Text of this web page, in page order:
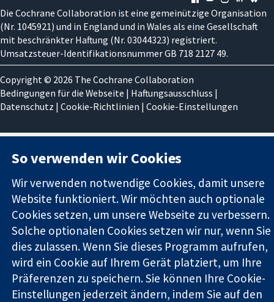
Die Cochrane Collaboration ist eine gemeinützige Organisation
(Nr. 1045921) und in England und in Wales als eine Gesellschaft
mit beschränkter Haftung (Nr. 03044323) registriert.
Umsatzsteuer-Identifikationsnummer GB 718 2127 49.
Copyright © 2026 The Cochrane Collaboration
Bedingungen für die Webseite | Haftungsausschluss |
Datenschutz | Cookie-Richtlinien | Cookie-Einstellungen
So verwenden wir Cookies
Wir verwenden notwendige Cookies, damit unsere
Website funktioniert. Wir möchten auch optionale
Cookies setzen, um unsere Webseite zu verbessern.
Solche optionalen Cookies setzen wir nur, wenn Sie
dies zulassen. Wenn Sie dieses Programm aufrufen,
wird ein Cookie auf Ihrem Gerät platziert, um Ihre
Präferenzen zu speichern. Sie können Ihre Cookie-
Einstellungen jederzeit ändern, indem Sie auf den